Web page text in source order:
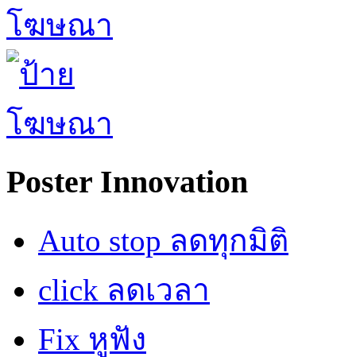
Poster Innovation
Auto stop ลดทุกมิติ
click ลดเวลา
Fix หูฟัง